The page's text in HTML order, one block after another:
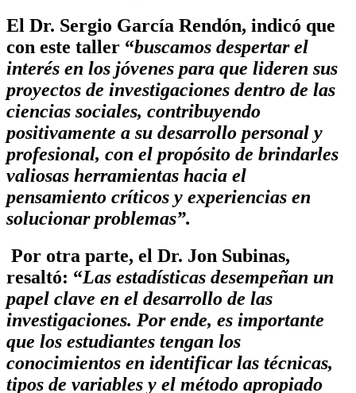
El Dr. Sergio García Rendón, indicó que
con este taller “buscamos despertar el
interés en los jóvenes para que lideren sus
proyectos de investigaciones dentro de las
ciencias sociales, contribuyendo
positivamente a su desarrollo personal y
profesional, con el propósito de brindarles
valiosas herramientas hacia el
pensamiento críticos y experiencias en
solucionar problemas”.
Por otra parte, el Dr. Jon Subinas,
resaltó: “Las estadísticas desempeñan un
papel clave en el desarrollo de las
investigaciones. Por ende, es importante
que los estudiantes tengan los
conocimientos en identificar las técnicas,
tipos de variables y el método apropiado